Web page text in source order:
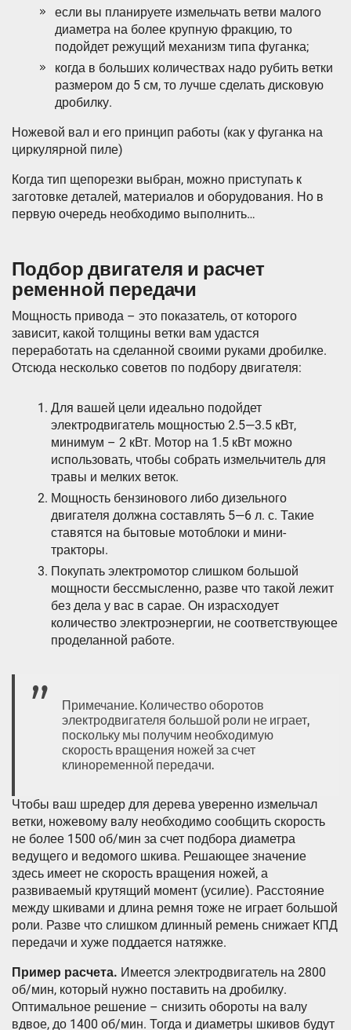
если вы планируете измельчать ветви малого
диаметра на более крупную фракцию, то
подойдет режущий механизм типа фуганка;
когда в больших количествах надо рубить ветки
размером до 5 см, то лучше сделать дисковую
дробилку.
Ножевой вал и его принцип работы (как у фуганка на
циркулярной пиле)
Когда тип щепорезки выбран, можно приступать к
заготовке деталей, материалов и оборудования. Но в
первую очередь необходимо выполнить…
Подбор двигателя и расчет
ременной передачи
Мощность привода – это показатель, от которого
зависит, какой толщины ветки вам удастся
переработать на сделанной своими руками дробилке.
Отсюда несколько советов по подбору двигателя:
Для вашей цели идеально подойдет
электродвигатель мощностью 2.5—3.5 кВт,
минимум – 2 кВт. Мотор на 1.5 кВт можно
использовать, чтобы собрать измельчитель для
травы и мелких веток.
Мощность бензинового либо дизельного
двигателя должна составлять 5—6 л. с. Такие
ставятся на бытовые мотоблоки и мини-
тракторы.
Покупать электромотор слишком большой
мощности бессмысленно, разве что такой лежит
без дела у вас в сарае. Он израсходует
количество электроэнергии, не соответствующее
проделанной работе.
Примечание. Количество оборотов
электродвигателя большой роли не играет,
поскольку мы получим необходимую
скорость вращения ножей за счет
клиноременной передачи.
Чтобы ваш шредер для дерева уверенно измельчал
ветки, ножевому валу необходимо сообщить скорость
не более 1500 об/мин за счет подбора диаметра
ведущего и ведомого шкива. Решающее значение
здесь имеет не скорость вращения ножей, а
развиваемый крутящий момент (усилие). Расстояние
между шкивами и длина ремня тоже не играет большой
роли. Разве что слишком длинный ремень снижает КПД
передачи и хуже поддается натяжке.
Пример расчета. Имеется электродвигатель на 2800
об/мин, который нужно поставить на дробилку.
Оптимальное решение – снизить обороты на валу
вдвое, до 1400 об/мин. Тогда и диаметры шкивов будут